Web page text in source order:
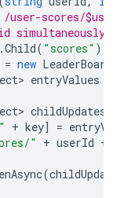
scores/
simultaneously
.Child( "scores" ).
= new
> entryValues
> childUpdates
+ key] =
" + userId +
(childUpdates